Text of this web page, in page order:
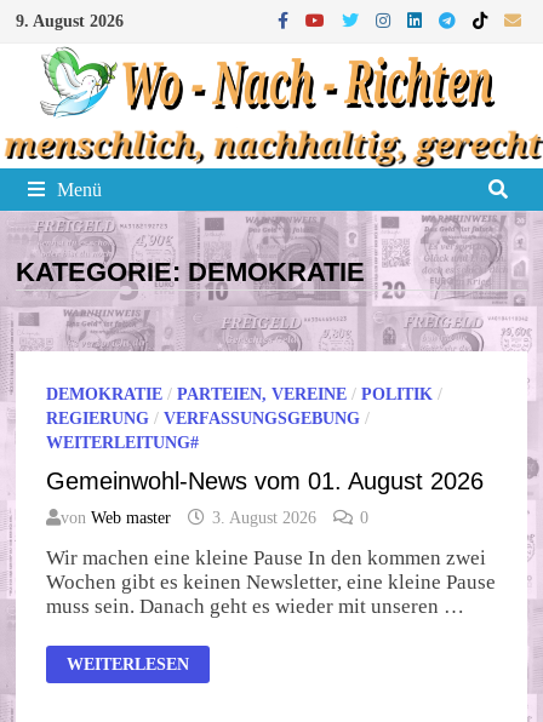
Zum
Inhalt
springen
9. August 2026
Menü
KATEGORIE: DEMOKRATIE
DEMOKRATIE /PARTEIEN, VEREINE /POLITIK /
REGIERUNG /VERFASSUNGSGEBUNG /
WEITERLEITUNG#
Gemeinwohl-News vom 01. August 2026
vonWeb master 3. August 2026 0
Wir machen eine kleine Pause In den kommen zwei
Wochen gibt es keinen Newsletter, eine kleine Pause
muss sein. Danach geht es wieder mit unseren …
GEMEINWOHL-
NEWS
WEITERLESEN